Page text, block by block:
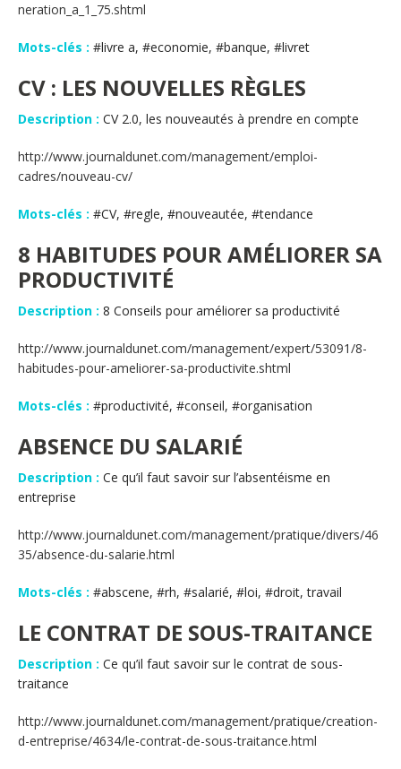
neration_a_1_75.shtml
Mots-clés : #livre a, #economie, #banque, #livret
CV : LES NOUVELLES RÈGLES
Description : CV 2.0, les nouveautés à prendre en compte
http://www.journaldunet.com/management/emploi-
cadres/nouveau-cv/
Mots-clés : #CV, #regle, #nouveautée, #tendance
8 HABITUDES POUR AMÉLIORER SA
PRODUCTIVITÉ
Description : 8 Conseils pour améliorer sa productivité
http://www.journaldunet.com/management/expert/53091/8-
habitudes-pour-ameliorer-sa-productivite.shtml
Mots-clés : #productivité, #conseil, #organisation
ABSENCE DU SALARIÉ
Description : Ce qu’il faut savoir sur l’absentéisme en
entreprise
http://www.journaldunet.com/management/pratique/divers/46
35/absence-du-salarie.html
Mots-clés : #abscene, #rh, #salarié, #loi, #droit, travail
LE CONTRAT DE SOUS-TRAITANCE
Description : Ce qu’il faut savoir sur le contrat de sous-
traitance
http://www.journaldunet.com/management/pratique/creation-
d-entreprise/4634/le-contrat-de-sous-traitance.html